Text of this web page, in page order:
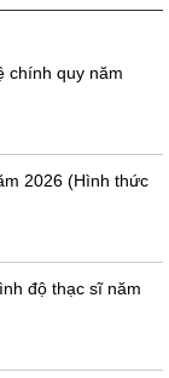
chính quy năm
2026 (Hình thức
độ thạc sĩ năm